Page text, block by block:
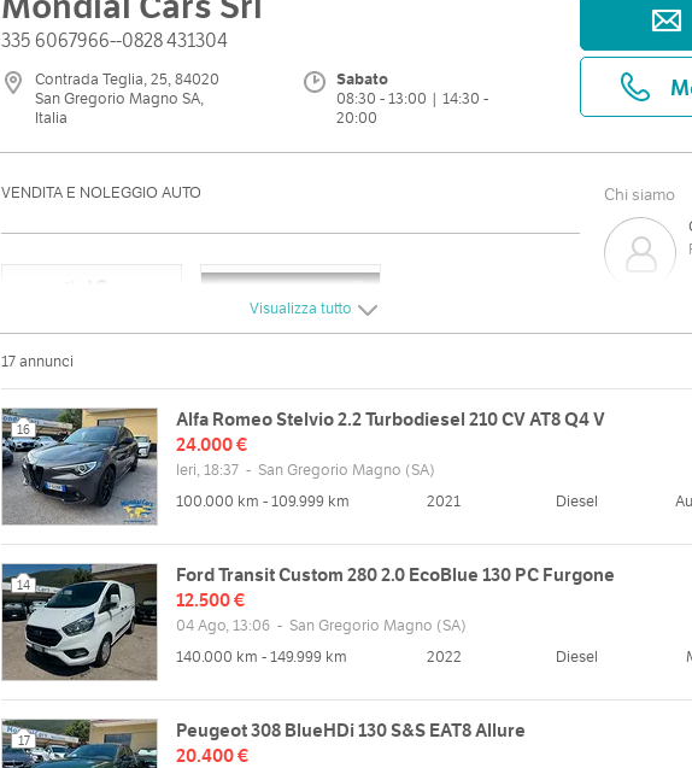
335 6067966--0828 431304
Contrada Teglia, 25, 84020
San Gregorio Magno SA,
Italia
Sabato
08:30 - 13:00 | 14:30 -
20:00
VENDITA E NOLEGGIO AUTO Chi siamo
Indirizzo
Contrada Teglia, 25, 84020 San
Mappa
Sito web
http://www.mondialcars-srl.it
Orari
08:30 - 13:00 | 14:30 - 20:00
Gio
08:30 - 13:00 | 14:30 - 20:00
Ven
08:30 - 13:00 | 14:30 - 20:00
Visualizza tutto
17 annunci
16
Alfa Romeo Stelvio 2.2 Turbodiesel 210 CV AT8 Q4 V
24.000 €
Ieri, 18:37 - San Gregorio Magno (SA)
100.000 km - 109.999 km
2021 Diesel
14
Ford Transit Custom 280 2.0 EcoBlue 130 PC Furgone
12.500 €
04 Ago, 13:06 - San Gregorio Magno (SA)
140.000 km - 149.999 km
2022 Diesel
17
Peugeot 308 BlueHDi 130 S&S EAT8 Allure
20.400 €